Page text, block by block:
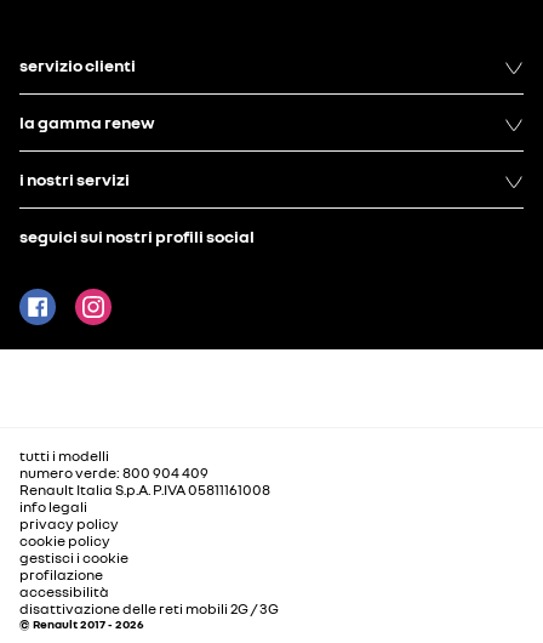
servizio clienti
la gamma renew
i nostri servizi
seguici sui nostri profili social
tutti i modelli
numero verde: 800 904 409
Renault Italia S.p.A. P.IVA 05811161008
info legali
privacy policy
cookie policy
gestisci i cookie
profilazione
accessibilità
disattivazione delle reti mobili 2G / 3G
© Renault 2017 - 2026